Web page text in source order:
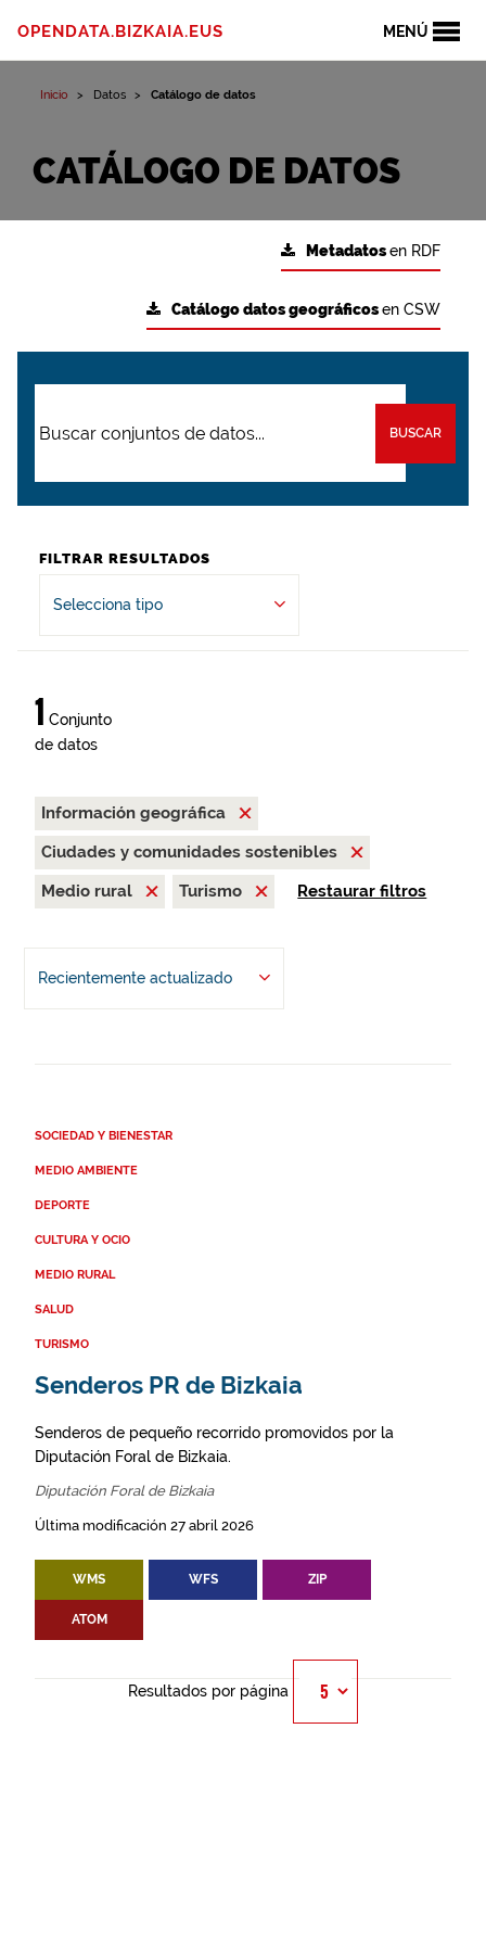
MENÚ
OPENDATA.BIZKAIA.EUS
Inicio Datos Catálogo de datos
CATÁLOGO DE DATOS
Metadatosen RDF
Catálogo datos geográficosen CSW
BUSCAR
FILTRAR RESULTADOS
Selecciona tipo
1 Conjunto
de datos
Información geográfica
Ciudades y comunidades sostenibles
Medio rural
Turismo Restaurar filtros
Recientemente actualizado
SOCIEDAD Y BIENESTAR
MEDIO AMBIENTE
DEPORTE
CULTURA Y OCIO
MEDIO RURAL
SALUD
TURISMO
Senderos PR de Bizkaia
Senderos de pequeño recorrido promovidos por la
Diputación Foral de Bizkaia.
Diputación Foral de Bizkaia
Última modificación 27 abril 2026
WMS WFS ZIP
ATOM
Resultados por página